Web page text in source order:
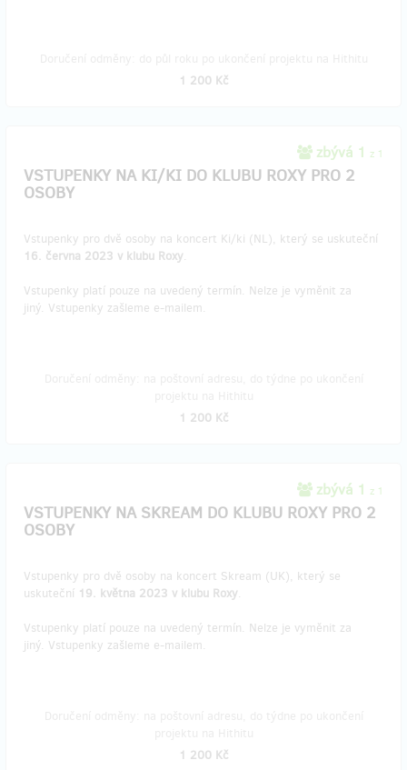
1 200 Kč
zbývá 1 z 1
VSTUPENKY NA KI/KI DO KLUBU ROXY PRO 2
OSOBY
Vstupenky pro dvě osoby na koncert Ki/ki (NL), který se uskuteční
16. června 2023 v klubu Roxy.
Vstupenky platí pouze na uvedený termín. Nelze je vyměnit za
jiný. Vstupenky zašleme e-mailem.
1 200 Kč
zbývá 1 z 1
VSTUPENKY NA SKREAM DO KLUBU ROXY PRO 2
OSOBY
Vstupenky pro dvě osoby na koncert Skream (UK), který se
uskuteční 19. května 2023 v klubu Roxy.
Vstupenky platí pouze na uvedený termín. Nelze je vyměnit za
jiný. Vstupenky zašleme e-mailem.
1 200 Kč